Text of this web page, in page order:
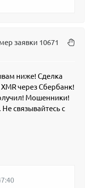
заявки 10671
ниже! Сделка
через Сбербанк!
Мошенники!
связывайтесь с